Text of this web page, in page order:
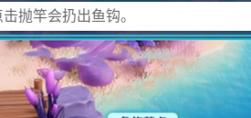
抛竿会扔出鱼钩。